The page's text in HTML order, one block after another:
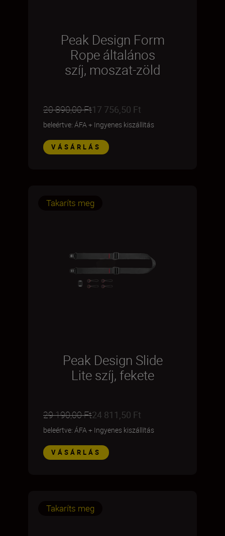
Peak Design Form
Rope általános
szíj, moszat-zöld
20 890,00 Ft17 756,50 Ft
beleértve: ÁFA+ Ingyenes kiszállítás
VÁSÁRLÁS
Takaríts meg
Peak Design Slide
Lite szíj, fekete
29 190,00 Ft24 811,50 Ft
beleértve: ÁFA+ Ingyenes kiszállítás
VÁSÁRLÁS
Takaríts meg